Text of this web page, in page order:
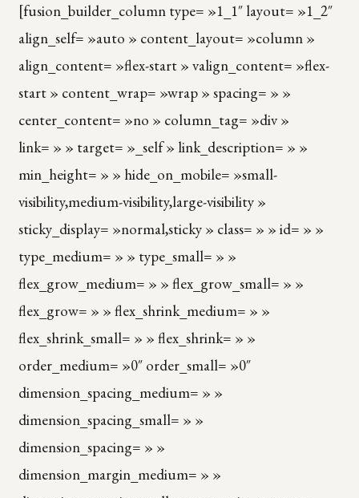
[fusion_builder_column type= »1_1″ layout= »1_2″
align_self= »auto » content_layout= »column »
align_content= »flex-start » valign_content= »flex-
start » content_wrap= »wrap » spacing= » »
center_content= »no » column_tag= »div »
link= » » target= »_self » link_description= » »
min_height= » » hide_on_mobile= »small-
visibility,medium-visibility,large-visibility »
sticky_display= »normal,sticky » class= » » id= » »
type_medium= » » type_small= » »
flex_grow_medium= » » flex_grow_small= » »
flex_grow= » » flex_shrink_medium= » »
flex_shrink_small= » » flex_shrink= » »
order_medium= »0″ order_small= »0″
dimension_spacing_medium= » »
dimension_spacing_small= » »
dimension_spacing= » »
dimension_margin_medium= » »